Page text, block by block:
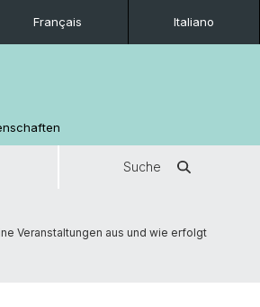
Français Italiano
Suche
Veranstaltungen aus und wie erfolgt